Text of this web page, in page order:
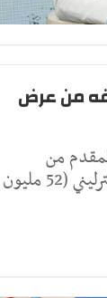
من عرض
من
برشلونة بقيمة 38.5 مليون جنيه إسترليني (52 مليون